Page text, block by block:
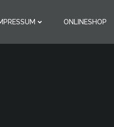
ONLINESHOP